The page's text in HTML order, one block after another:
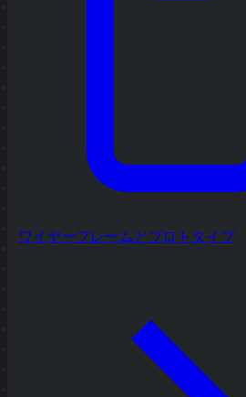
ワイヤーフレームとプロトタイプ